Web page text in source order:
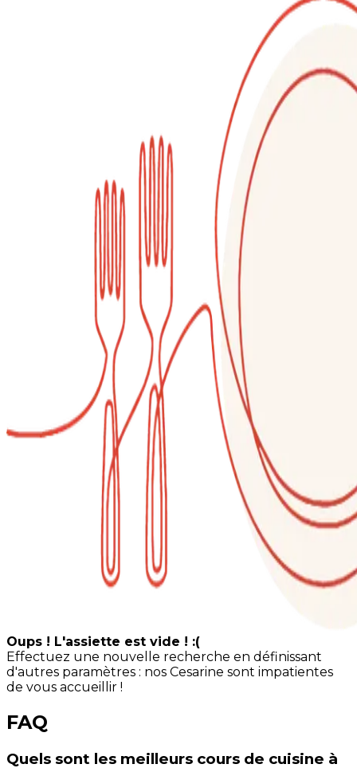
Oups ! L'assiette est vide ! :(
Effectuez une nouvelle recherche en définissant
d'autres paramètres : nos Cesarine sont impatientes
de vous accueillir !
FAQ
Quels sont les meilleurs cours de cuisine à